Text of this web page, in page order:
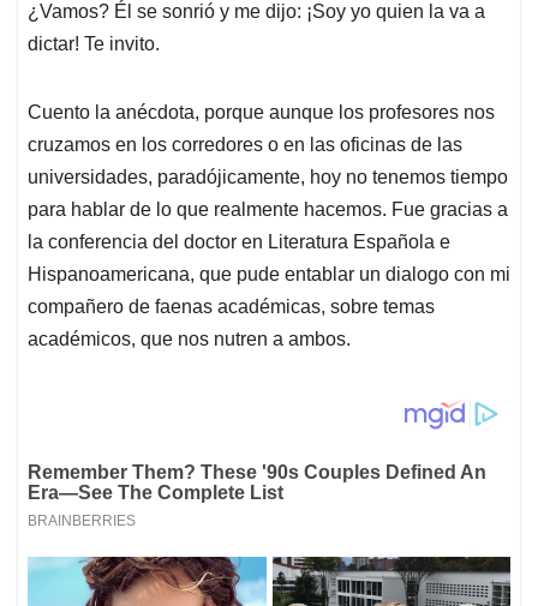
¿Vamos? Él se sonrió y me dijo: ¡Soy yo quien la va a
dictar! Te invito.
Cuento la anécdota, porque aunque los profesores nos
cruzamos en los corredores o en las oficinas de las
universidades, paradójicamente, hoy no tenemos tiempo
para hablar de lo que realmente hacemos. Fue gracias a
la conferencia del doctor en Literatura Española e
Hispanoamericana, que pude entablar un dialogo con mi
compañero de faenas académicas, sobre temas
académicos, que nos nutren a ambos.